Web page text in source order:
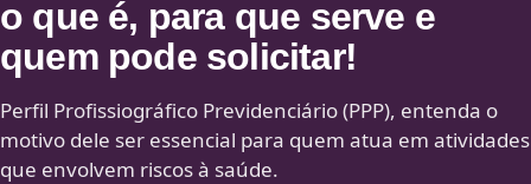
o que é, para que serve e
quem pode solicitar!
Perfil Profissiográfico Previdenciário (PPP), entenda o
motivo dele ser essencial para quem atua em atividades
que envolvem riscos à saúde.